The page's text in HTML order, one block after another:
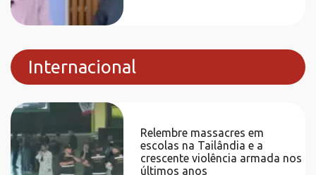
Internacional
Relembre massacres em
escolas na Tailândia e a
crescente violência armada nos
últimos anos